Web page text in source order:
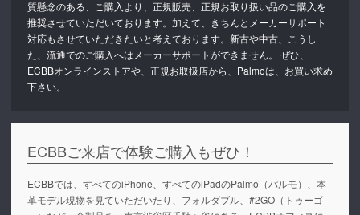
質懸念のある、ご購入より、正規販売、正規お取り扱い品のご購入を
推奨させていただいております。加えて、きちんとメーカーサポート
対応もさせていただきたいと考えております。新古や中古、こうし
た、流通でのご購入へはメーカーサポートができません。 ぜひ、
ECBBオンラインストアや、正規お取扱店から、Palmoは、お買い求め
下さい。
ECBBご来店で体験ご購入もぜひ！
ECBBでは、すべてのiPhone、すべてのiPadのPalmo（パルモ）、本
革モデル現物を見ていただいたり、フォルダブル、#2GO（トゥーゴ